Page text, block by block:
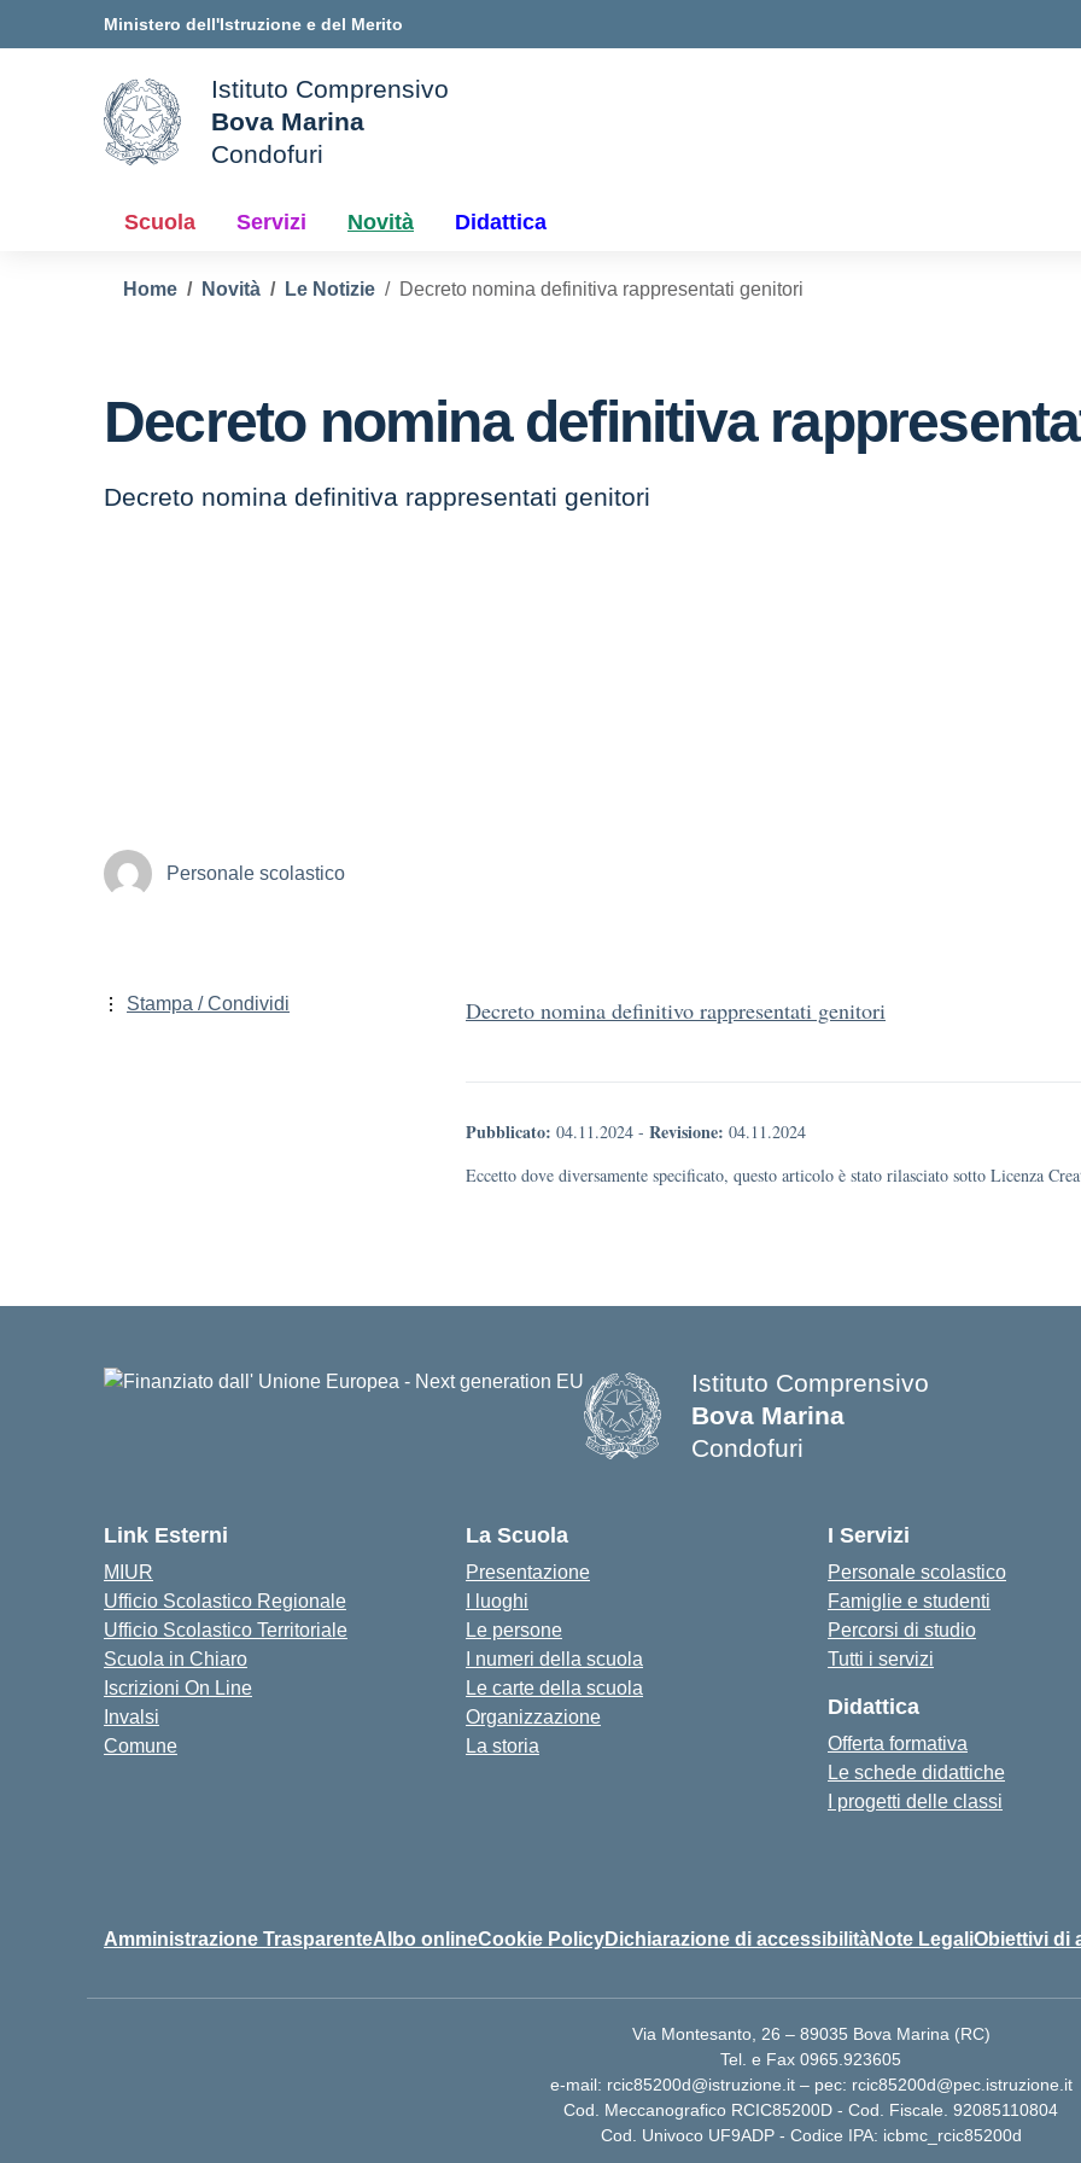
Ministero dell'Istruzione e del Merito
della scuola
Istituto Comprensivo
Bova Marina
Condofuri
Scuola Servizi Novità Didattica
Home Novità Le Notizie Decreto nomina definitiva rappresentati genitori
Decreto nomina definitiva
Decreto nomina definitiva rappresentati genitori
Personale scolastico
Decreto nomina definitivo rappresentati genitori
Pubblicato: 04.11.2024 - Revisione: 04.11.2024
Eccetto dove diversamente specificato, questo articolo è stato rilasciato sotto Licenza
Stampa / Condividi
Istituto Comprensivo
Bova Marina
Condofuri
Link Esterni
MIUR
Ufficio Scolastico Regionale
Ufficio Scolastico Territoriale
Scuola in Chiaro
Iscrizioni On Line
Invalsi
Comune
La Scuola
Presentazione
I luoghi
Le persone
I numeri della scuola
Le carte della scuola
Organizzazione
La storia
I Servizi
Personale scolastico
Famiglie e studenti
Percorsi di studio
Tutti i servizi
Didattica
Offerta formativa
Le schede didattiche
I progetti delle classi
Amministrazione TrasparenteAlbo onlineCookie PolicyDichiarazione di accessibilitàNote LegaliObiettivi di
Via Montesanto, 26 – 89035 Bova Marina (RC)
Tel. e Fax 0965.923605
e-mail: rcic85200d@istruzione.it – pec: rcic85200d@pec.istruzione.it
Cod. Meccanografico RCIC85200D - Cod. Fiscale. 92085110804
Cod. Univoco UF9ADP - Codice IPA: icbmc_rcic85200d